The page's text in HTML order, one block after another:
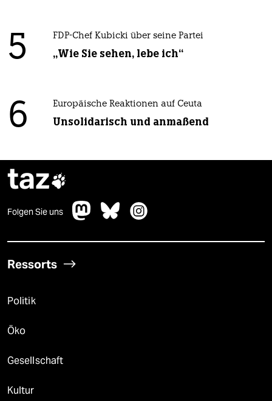
5 FDP-Chef Kubicki über seine Partei
„Wie Sie sehen, lebe ich“
6 Europäische Reaktionen auf Ceuta
Unsolidarisch und anmaßend
taz
Folgen Sie uns
Ressorts
Politik
Öko
Gesellschaft
Kultur